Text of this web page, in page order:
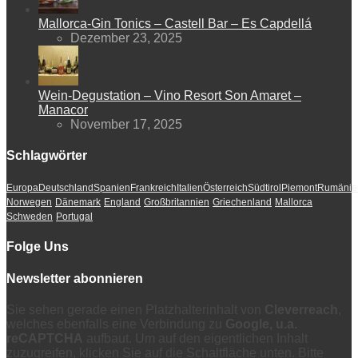
Mallorca-Gin Tonics – Castell Bar – Es Capdellá
Dezember 23, 2025
Wein-Degustation – Vino Resort Son Amaret –
Manacor
November 17, 2025
Schlagwörter
EuropaDeutschlandSpanien Frankreich ItalienÖsterreichSüdtirol Piemont
Norwegen Dänemark England Großbritannien Griechenland Mallorca
Schweden Portugal
Folge Uns
Newsletter abonnieren